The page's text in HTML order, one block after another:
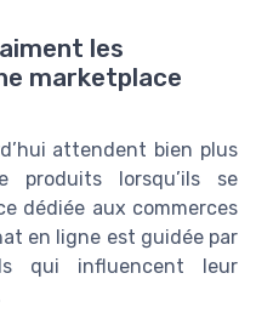
les
marketplace
attendent bien plus
produits lorsqu’ils se
dédiée aux commerces
en ligne est guidée par
qui influencent leur